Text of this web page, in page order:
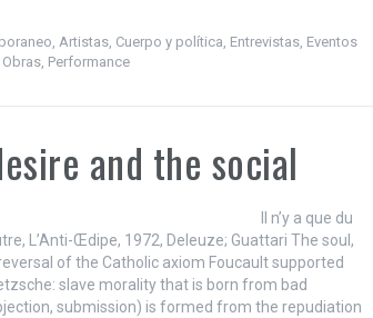
,Artistas, Cuerpo y política, Entrevistas, Eventos
Obras, Performance
and the social
a que du
L’Anti-Œdipe, 1972, Deleuze; Guattari The soul,
of the Catholic axiom Foucault supported
slave morality that is born from bad
submission) is formed from the repudiation